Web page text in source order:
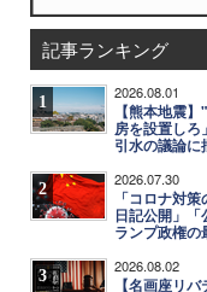
記事ランキング
1 2026.08.01
【熊本地震
房を設置し
引水の議論に
2 2026.07.30
「コロナ対
日記公開」
ランプ政権の
3 2026.08.02
【名画座リ